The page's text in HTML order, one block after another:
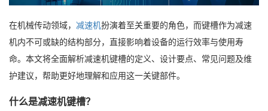
在机械传动领域， 减速机扮演着至关重要的角色，而键槽作为减速
机内不可或缺的结构部分，直接影响着设备的运行效率与使用寿
命。本文将全面解析减速机键槽的定义、设计要点、常见问题及维
护建议，帮助更好地理解和应用这一关键部件。
什么是减速机键槽？